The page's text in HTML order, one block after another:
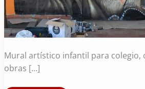
Mural artístico infantil para colegio,
obras […]